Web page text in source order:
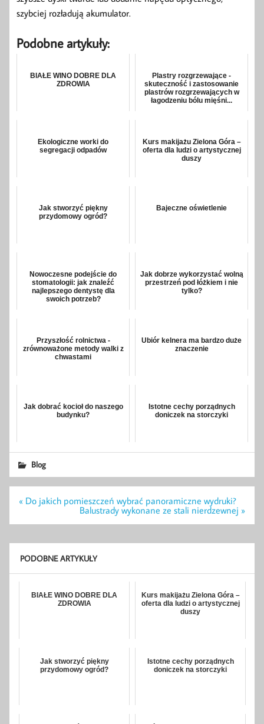
szybciej rozładują akumulator.
Podobne artykuły:
BIAŁE WINO DOBRE DLA
ZDROWIA
Plastry rozgrzewające -
skuteczność i zastosowanie
plastrów rozgrzewających w
łagodzeniu bólu mięśni...
Ekologiczne worki do
segregacji odpadów
Kurs makijażu Zielona Góra –
oferta dla ludzi o artystycznej
duszy
Jak stworzyć piękny
przydomowy ogród?
Bajeczne oświetlenie
Nowoczesne podejście do
stomatologii: jak znaleźć
najlepszego dentystę dla
swoich potrzeb?
Jak dobrze wykorzystać wolną
przestrzeń pod łóżkiem i nie
tylko?
Przyszłość rolnictwa -
zrównoważone metody walki z
chwastami
Ubiór kelnera ma bardzo duże
znaczenie
Jak dobrać kocioł do naszego
budynku?
Istotne cechy porządnych
doniczek na storczyki
Blog
Nawigacja
wpisu
« Do jakich pomieszczeń wybrać panoramiczne wydruki?
Balustrady wykonane ze stali nierdzewnej »
PODOBNE ARTYKUŁY
BIAŁE WINO DOBRE DLA
ZDROWIA
Kurs makijażu Zielona Góra –
oferta dla ludzi o artystycznej
duszy
Jak stworzyć piękny
przydomowy ogród?
Istotne cechy porządnych
doniczek na storczyki